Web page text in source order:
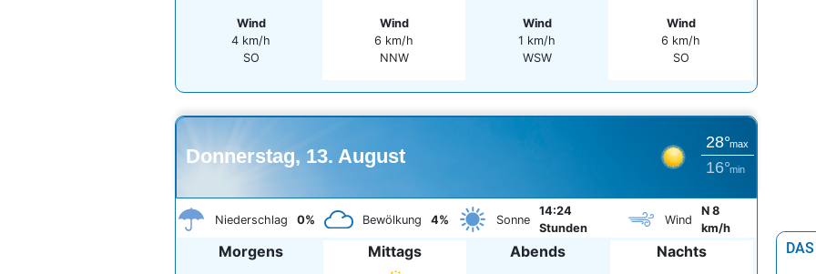
Wind
4 km/h
SO
Wind
6 km/h
NNW
Wind
1 km/h
WSW
Wind
6 km/h
SO
Donnerstag, 13. August
28°max
16°min
Niederschlag 0% Bewölkung 4% Sonne
14:24
Stunden
Wind
N 8
km/h
Morgens Mittags Abends Nachts